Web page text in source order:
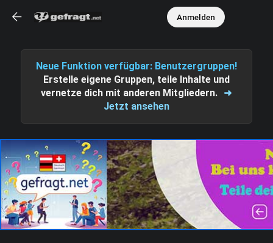
Neue Funktion verfügbar: Benutzergruppen!
Erstelle eigene Gruppen, teile Inhalte und
vernetze dich mit anderen Mitgliedern. ➜
Jetzt ansehen
Anmelden